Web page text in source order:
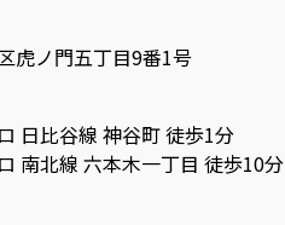
虎ノ門五丁目9番1号
日比谷線 神谷町 徒歩1分
南北線 六本木一丁目 徒歩10分